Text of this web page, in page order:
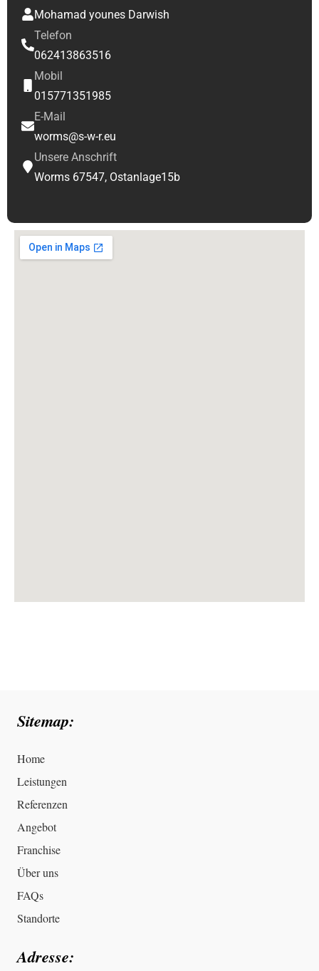
Mohamad younes Darwish
Telefon
062413863516
Mobil
015771351985
E-Mail
worms@s-w-r.eu
Unsere Anschrift
Worms 67547, Ostanlage15b
Sitemap:
Home
Leistungen
Referenzen
Angebot
Franchise
Über uns
FAQs
Standorte
Adresse: